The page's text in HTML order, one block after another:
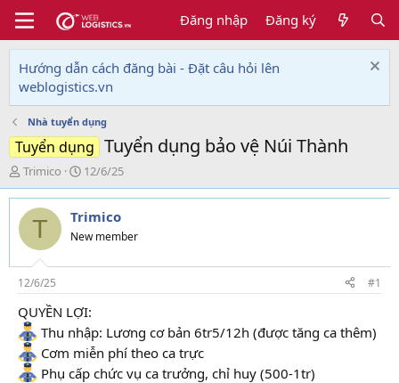
Đăng nhập Đăng ký
Hướng dẫn cách đăng bài - Đặt câu hỏi lên
weblogistics.vn
Nhà tuyển dụng
Tuyển dụng Tuyển dụng bảo vệ Núi Thành
T
h
r
e
d
s
t
a
r
t
e
r
Trimico
N
g
à
y
g
i
12/6/25
T Trimico
New member
12/6/25 #1
QUYỀN LỢI:
Thu nhập: Lương cơ bản 6tr5/12h (được tăng ca thêm)
Cơm miễn phí theo ca trực
Phụ cấp chức vụ ca trưởng, chỉ huy (500-1tr)